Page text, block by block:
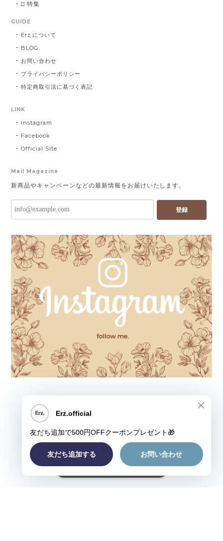
□ 特集
GUIDE
Erz.について
BLOG
お問い合わせ
プライバシーポリシー
特定商取引法に基づく表記
LINK
Instagram
Facebook
Official Site
Mail Magazine
新商品やキャンペーンなどの最新情報をお届けいたします。
登録
ショップに質問する